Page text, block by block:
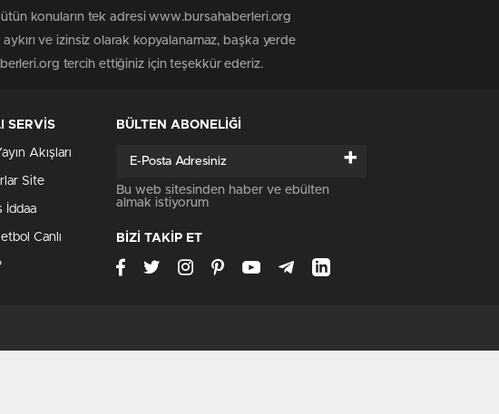
konuların tek adresi www.bursahaberleri.org
ve izinsiz olarak kopyalanamaz, başka yerde
tercih ettiğiniz için teşekkür ederiz.
SERVİS
Akışları
Site
İddaa
Canlı
BÜLTEN ABONELİĞİ
+
Bu web sitesinden haber ve ebülten
almak istiyorum
BİZİ TAKİP ET